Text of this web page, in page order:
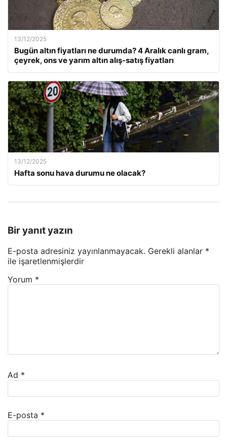
13/12/2025
Bugün altın fiyatları ne durumda? 4 Aralık canlı gram,
çeyrek, ons ve yarım altın alış-satış fiyatları
13/12/2025
Hafta sonu hava durumu ne olacak?
Bir yanıt yazın
E-posta adresiniz yayınlanmayacak. Gerekli alanlar *
ile işaretlenmişlerdir
Yorum *
Ad *
E-posta *